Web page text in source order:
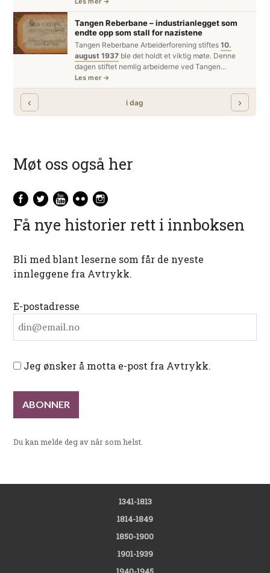
Møt oss også her
Få nye historier rett i innboksen
Bli med blant leserne som får de nyeste
innleggene fra Avtrykk.
E-postadresse
Jeg ønsker å motta e-post fra Avtrykk.
Du kan melde deg av når som helst.
1341-1813
1814-1849
1850-1900
1901-1939